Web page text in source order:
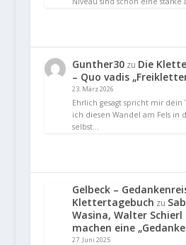
Gunther30zu Die
– Quo vadis
23. März 2026
Ehrlich gesagt spricht mir dein
ich diesen Wandel am Fels in
selbst…
Gelbeck –
Klettertagebuch zu
Wasina, Walter
machen eine
27. Juni 2025